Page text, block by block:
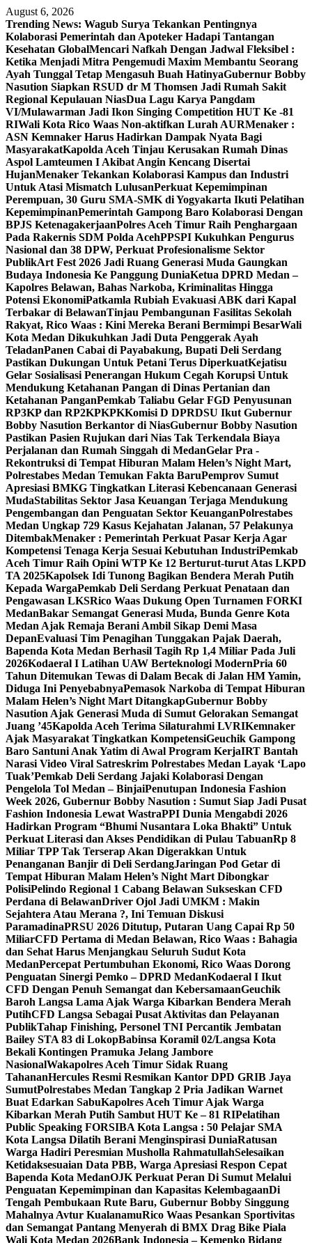
Skip
to
content
August 6, 2026
Trending News: Wagub Surya Tekankan Pentingnya
Kolaborasi Pemerintah dan Apoteker Hadapi Tantangan
Kesehatan GlobalMencari Nafkah Dengan Jadwal Fleksibel :
Ketika Menjadi Mitra Pengemudi Maxim Membantu Seorang
Ayah Tunggal Tetap Mengasuh Buah HatinyaGubernur Bobby
Nasution Siapkan RSUD dr M Thomsen Jadi Rumah Sakit
Regional Kepulauan NiasDua Lagu Karya Pangdam
VI/Mulawarman Jadi Ikon Singing Competition HUT Ke -81
RIWali Kota Rico Waas Non-aktifkan Lurah AURMenaker :
ASN Kemnaker Harus Hadirkan Dampak Nyata Bagi
MasyarakatKapolda Aceh Tinjau Kerusakan Rumah Dinas
Aspol Lamteumen I Akibat Angin Kencang Disertai
HujanMenaker Tekankan Kolaborasi Kampus dan Industri
Untuk Atasi Mismatch LulusanPerkuat Kepemimpinan
Perempuan, 30 Guru SMA-SMK di Yogyakarta Ikuti Pelatihan
KepemimpinanPemerintah Gampong Baro Kolaborasi Dengan
BPJS KetenagakerjaanPolres Aceh Timur Raih Penghargaan
Pada Rakernis SDM Polda AcehPPSPI Kukuhkan Pengurus
Nasional dan 38 DPW, Perkuat Profesionalisme Sektor
PublikArt Fest 2026 Jadi Ruang Generasi Muda Gaungkan
Budaya Indonesia Ke Panggung DuniaKetua DPRD Medan –
Kapolres Belawan, Bahas Narkoba, Kriminalitas Hingga
Potensi EkonomiPatkamla Rubiah Evakuasi ABK dari Kapal
Terbakar di BelawanTinjau Pembangunan Fasilitas Sekolah
Rakyat, Rico Waas : Kini Mereka Berani Bermimpi BesarWali
Kota Medan Dikukuhkan Jadi Duta Penggerak Ayah
TeladanPanen Cabai di Payabakung, Bupati Deli Serdang
Pastikan Dukungan Untuk Petani Terus DiperkuatKejatisu
Gelar Sosialisasi Penerangan Hukum Cegah Korupsi Untuk
Mendukung Ketahanan Pangan di Dinas Pertanian dan
Ketahanan PanganPemkab Taliabu Gelar FGD Penyusunan
RP3KP dan RP2KPKPKKomisi D DPRDSU Ikut Gubernur
Bobby Nasution Berkantor di NiasGubernur Bobby Nasution
Pastikan Pasien Rujukan dari Nias Tak Terkendala Biaya
Perjalanan dan Rumah Singgah di MedanGelar Pra -
Rekontruksi di Tempat Hiburan Malam Helen’s Night Mart,
Polrestabes Medan Temukan Fakta BaruPemprov Sumut
Apresiasi BMKG Tingkatkan Literasi Kebencanaan Generasi
MudaStabilitas Sektor Jasa Keuangan Terjaga Mendukung
Pengembangan dan Penguatan Sektor KeuanganPolrestabes
Medan Ungkap 729 Kasus Kejahatan Jalanan, 57 Pelakunya
DitembakMenaker : Pemerintah Perkuat Pasar Kerja Agar
Kompetensi Tenaga Kerja Sesuai Kebutuhan IndustriPemkab
Aceh Timur Raih Opini WTP Ke 12 Berturut-turut Atas LKPD
TA 2025Kapolsek Idi Tunong Bagikan Bendera Merah Putih
Kepada WargaPemkab Deli Serdang Perkuat Penataan dan
Pengawasan LKSRico Waas Dukung Open Turnamen FORKI
MedanBakar Semangat Generasi Muda, Bunda Genre Kota
Medan Ajak Remaja Berani Ambil Sikap Demi Masa
DepanEvaluasi Tim Penagihan Tunggakan Pajak Daerah,
Bapenda Kota Medan Berhasil Tagih Rp 1,4 Miliar Pada Juli
2026Kodaeral I Latihan UAW Berteknologi ModernPria 60
Tahun Ditemukan Tewas di Dalam Becak di Jalan HM Yamin,
Diduga Ini PenyebabnyaPemasok Narkoba di Tempat Hiburan
Malam Helen’s Night Mart DitangkapGubernur Bobby
Nasution Ajak Generasi Muda di Sumut Gelorakan Semangat
Juang ’45Kapolda Aceh Terima Silaturahmi LVRIKemnaker
Ajak Masyarakat Tingkatkan KompetensiGeuchik Gampong
Baro Santuni Anak Yatim di Awal Program KerjaIRT Bantah
Narasi Video Viral Satreskrim Polrestabes Medan Layak ‘Lapo
Tuak’Pemkab Deli Serdang Jajaki Kolaborasi Dengan
Pengelola Tol Medan – BinjaiPenutupan Indonesia Fashion
Week 2026, Gubernur Bobby Nasution : Sumut Siap Jadi Pusat
Fashion Indonesia Lewat WastraPPI Dunia Mengabdi 2026
Hadirkan Program “Bhumi Nusantara Loka Bhakti” Untuk
Perkuat Literasi dan Akses Pendidikan di Pulau TabuanRp 8
Miliar TPP Tak Terserap Akan Digerakkan Untuk
Penanganan Banjir di Deli SerdangJaringan Pod Getar di
Tempat Hiburan Malam Helen’s Night Mart Dibongkar
PolisiPelindo Regional 1 Cabang Belawan Sukseskan CFD
Perdana di BelawanDriver Ojol Jadi UMKM : Makin
Sejahtera Atau Merana ?, Ini Temuan Diskusi
ParamadinaPRSU 2026 Ditutup, Putaran Uang Capai Rp 50
MiliarCFD Pertama di Medan Belawan, Rico Waas : Bahagia
dan Sehat Harus Menjangkau Seluruh Sudut Kota
MedanPercepat Pertumbuhan Ekonomi, Rico Waas Dorong
Penguatan Sinergi Pemko – DPRD MedanKodaeral I Ikut
CFD Dengan Penuh Semangat dan KebersamaanGeuchik
Baroh Langsa Lama Ajak Warga Kibarkan Bendera Merah
PutihCFD Langsa Sebagai Pusat Aktivitas dan Pelayanan
PublikTahap Finishing, Personel TNI Percantik Jembatan
Bailey STA 83 di LokopBabinsa Koramil 02/Langsa Kota
Bekali Kontingen Pramuka Jelang Jambore
NasionalWakapolres Aceh Timur Sidak Ruang
TahananHercules Resmi Resmikan Kantor DPD GRIB Jaya
SumutPolrestabes Medan Tangkap 2 Pria Jadikan Warnet
Buat Edarkan SabuKapolres Aceh Timur Ajak Warga
Kibarkan Merah Putih Sambut HUT Ke – 81 RIPelatihan
Public Speaking FORSIBA Kota Langsa : 50 Pelajar SMA
Kota Langsa Dilatih Berani Menginspirasi DuniaRatusan
Warga Hadiri Peresmian Musholla RahmatullahSelesaikan
Ketidaksesuaian Data PBB, Warga Apresiasi Respon Cepat
Bapenda Kota MedanOJK Perkuat Peran Di Sumut Melalui
Penguatan Kepemimpinan dan Kapasitas KelembagaanDi
Tengah Pembukaan Rute Baru, Gubernur Bobby Singgung
Mahalnya Avtur KualanamuRico Waas Pesankan Sportivitas
dan Semangat Pantang Menyerah di BMX Drag Bike Piala
Wali Kota Medan 2026Bank Indonesia – Kemenko Bidang